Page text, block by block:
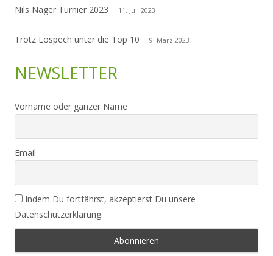
Nils Nager Turnier 2023 11. Juli 2023
Trotz Lospech unter die Top 10 9. März 2023
NEWSLETTER
Vorname oder ganzer Name
Email
Indem Du fortfährst, akzeptierst Du unsere
Datenschutzerklärung.